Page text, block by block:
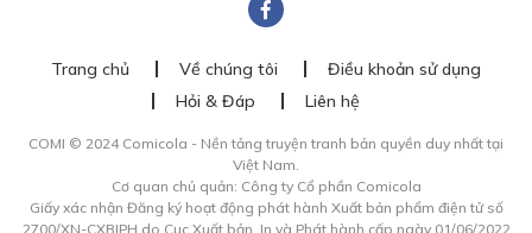
Trang chủ Về chúng tôi
Điều khoản sử dụng
Hỏi & Đáp
Liên hệ
COMI © 2024 Comicola - Nền tảng truyện tranh bản quyền duy nhất tại
Việt Nam.
Cơ quan chủ quản: Công ty Cổ phần Comicola
Giấy xác nhận Đăng ký hoạt động phát hành Xuất bản phẩm điện tử số
2700/XN-CXBIPH do Cục Xuất bản, In và Phát hành cấp ngày 01/06/2022